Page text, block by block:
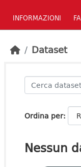
INFORMAZIONI
Dataset
Ordina per
Nessun